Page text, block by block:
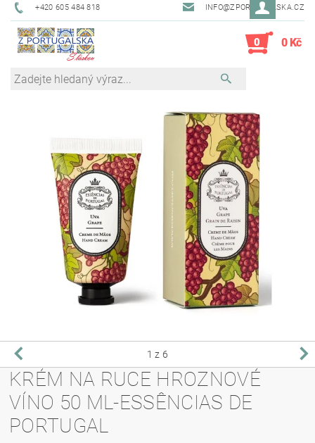
+420 605 484 818 INFO@ZPORTUGALSKA.CZ
0 0 Kč
1 z 6
KRÉM NA RUCE HROZNOVÉ
VÍNO 50 ML-ESSÊNCIAS DE
PORTUGAL